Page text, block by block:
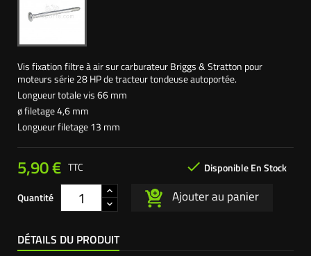
Vis fixation filtre à air sur carburateur Briggs & Stratton pour
moteurs série 28 HP de tracteur tondeuse autoportée.
Longueur totale vis 66 mm
ø filetage 4,6 mm
Longueur filetage 13 mm
5,90 €  Disponible En Stock
TTC
Quantité Ajouter au panier
DÉTAILS DU PRODUIT